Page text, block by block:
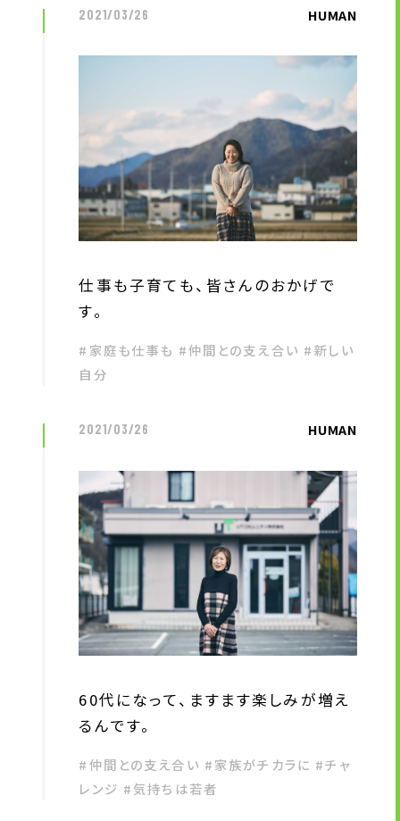
HUMAN
2021/03/26
仕事も子育ても、皆さんのおかげで
す。
#家庭も仕事も #仲間との支え合い #新しい
自分
HUMAN
2021/03/26
60代になって、ますます楽しみが増え
るんです。
#仲間との支え合い #家族がチカラに #チャ
レンジ #気持ちは若者